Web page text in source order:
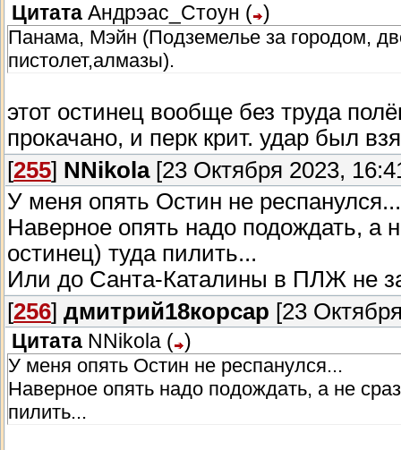
Цитата Андрэас_Стоун ( )
Панама, Мэйн (Подземелье за городом,
пистолет,алмазы).
этот остинец вообще без труда
прокачано, и перк крит. удар был
[255] NNikola[23 Октября 2023,
У меня опять Остин не респанулся...
Наверное опять надо подождать, а
остинец) туда пилить...
Или до Санта-Каталины в ПЛЖ не
[256] дмитрий18корсар [23
Цитата NNikola ( )
У меня опять Остин не респанулся...
Наверное опять надо подождать, а не
пилить...